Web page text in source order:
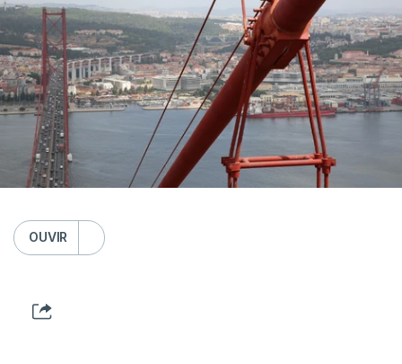
OUVIR